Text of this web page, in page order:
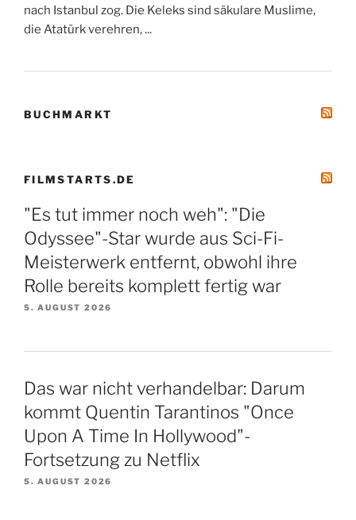
nach Istanbul zog. Die Keleks sind säkulare Muslime,
die Atatürk verehren, ...
BUCHMARKT
FILMSTARTS.DE
"Es tut immer noch weh": "Die
Odyssee"-Star wurde aus Sci-Fi-
Meisterwerk entfernt, obwohl ihre
Rolle bereits komplett fertig war
5. AUGUST 2026
Das war nicht verhandelbar: Darum
kommt Quentin Tarantinos "Once
Upon A Time In Hollywood"-
Fortsetzung zu Netflix
5. AUGUST 2026